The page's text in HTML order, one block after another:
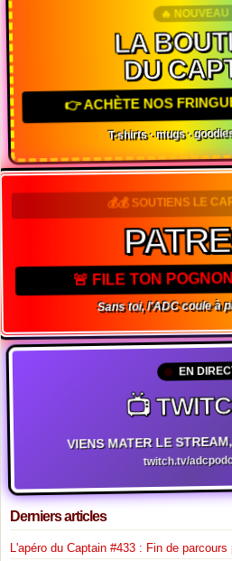
🔥 NOUVEAU
LA
DU
👉 ACHÈTE NOS
T-shirts · mugs ·
💰💰 SOUTIENS LE
🚨 FILE TON
Sans toi, l'ADC coule à
EN
📺
VIENS MATER LE
twitch.tv/
Derniers articles
L'apéro du Captain #433 : Fin de